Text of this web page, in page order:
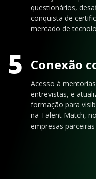
questionários,
conquista de
mercado de
5 Conexão
Acesso à
entrevistas, e
formação para
na Talent Match,
empresas